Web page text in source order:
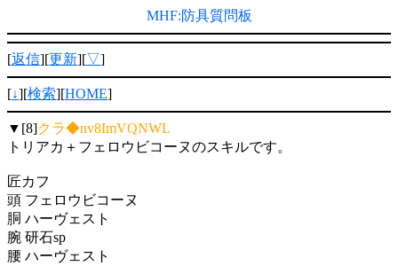
MHF:防具質問板
[返信][更新][▽]
[↓][検索][HOME]
▼[8]クラ◆nv8ImVQNWL
トリアカ＋フェロウビコーヌのスキルです。
匠カフ
頭 フェロウビコーヌ
胴 ハーヴェスト
腕 研石sp
腰 ハーヴェスト